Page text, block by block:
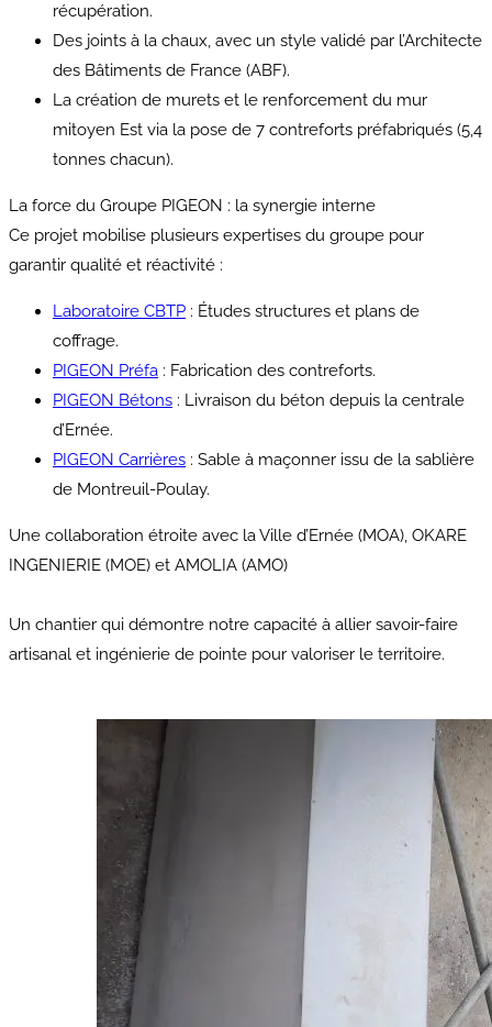
récupération.
Des joints à la chaux, avec un style validé par l’Architecte
des Bâtiments de France (ABF).
La création de murets et le renforcement du mur
mitoyen Est via la pose de 7 contreforts préfabriqués (5,4
tonnes chacun).
La force du Groupe PIGEON : la synergie interne
Ce projet mobilise plusieurs expertises du groupe pour
garantir qualité et réactivité :
Laboratoire CBTP : Études structures et plans de
coffrage.
PIGEON Préfa : Fabrication des contreforts.
PIGEON Bétons : Livraison du béton depuis la centrale
d’Ernée.
PIGEON Carrières : Sable à maçonner issu de la sablière
de Montreuil-Poulay.
Une collaboration étroite avec la Ville d’Ernée (MOA), OKARE
INGENIERIE (MOE) et AMOLIA (AMO)
Un chantier qui démontre notre capacité à allier savoir-faire
artisanal et ingénierie de pointe pour valoriser le territoire.